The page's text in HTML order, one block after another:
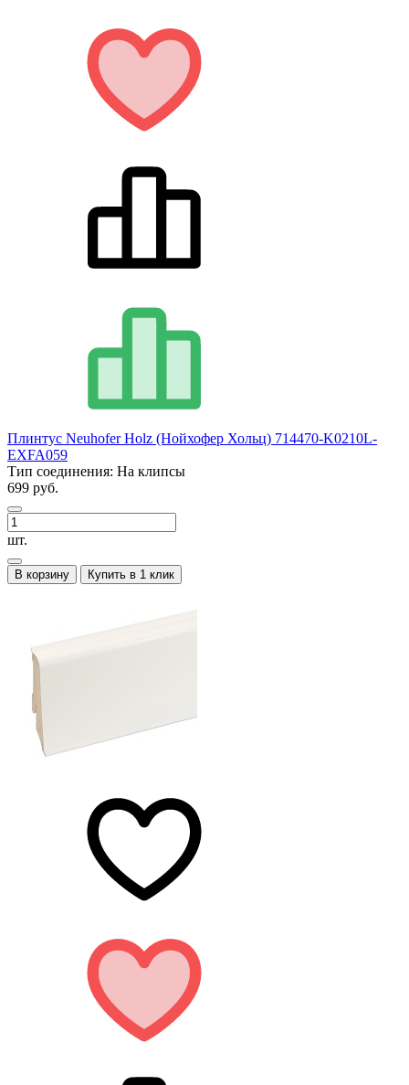
Плинтус Neuhofer Holz (Нойхофер Хольц) 714470-K0210L-
EXFA059
Тип соединения: На клипсы
699 руб.
шт.
В корзину Купить в 1 клик